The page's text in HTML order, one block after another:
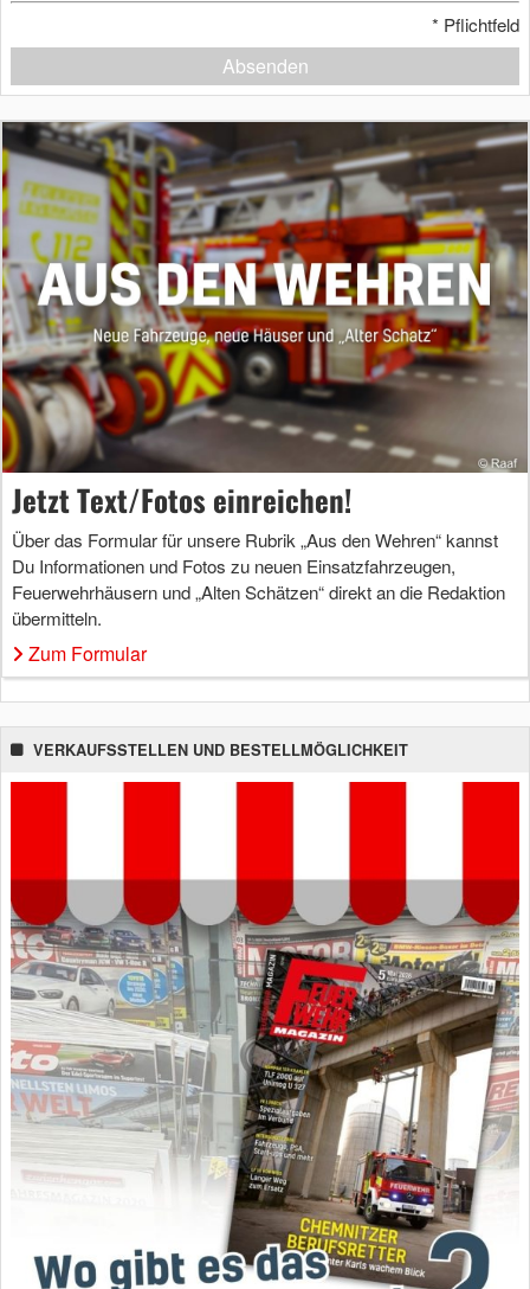
* Pflichtfeld
Absenden
Jetzt Text/Fotos einreichen!
Über das Formular für unsere Rubrik „Aus den Wehren“ kannst
Du Informationen und Fotos zu neuen Einsatzfahrzeugen,
Feuerwehrhäusern und „Alten Schätzen“ direkt an die Redaktion
übermitteln.
Zum Formular
VERKAUFSSTELLEN UND BESTELLMÖGLICHKEIT